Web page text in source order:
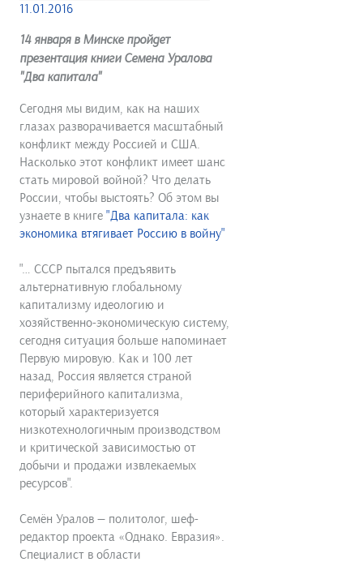
11.01.2016
14 января в Минске пройдет
презентация книги Семена Уралова
"Два капитала"
Сегодня мы видим, как на наших
глазах разворачивается масштабный
конфликт между Россией и США.
Насколько этот конфликт имеет шанс
стать мировой войной? Что делать
России, чтобы выстоять? Об этом вы
узнаете в книге "Два капитала: как
экономика втягивает Россию в войну"
"… СССР пытался предъявить
альтернативную гло­бальному
капитализму идеологию и
хозяйственно-экономическую систему,
сегодня ситуация больше напоминает
Первую мировую. Как и 100 лет
назад, Россия является страной
периферийного капита­лизма,
который характеризуется
низкотехнологич­ным производством
и критической зависимостью от
добычи и продажи извлекаемых
ресурсов".
Семён Уралов — политолог, шеф-
редактор проекта «Однако. Евразия».
Специалист в области